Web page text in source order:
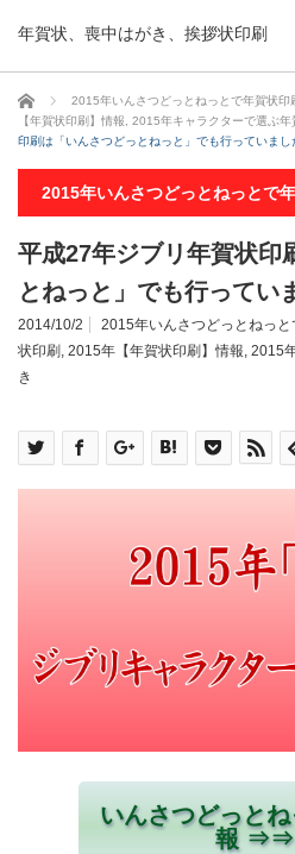
年賀状、喪中はがき、挨拶状印刷
ホーム 2015年いんさつどっとねっとで年賀状印
【年賀状印刷】情報
2015年キャラクターで選ぶ年
印刷は「いんさつどっとねっと」でも行っていまし
2015年いんさつどっとねっとで
平成27年ジブリ年賀状印
とねっと」でも行ってい
2014/10/2 2015年いんさつどっとねっと
状印刷 , 2015年【年賀状印刷】情報, 2015
き
いんさつどっと
報